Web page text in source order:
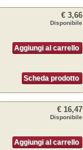
€ 3,66
Disponibile
Aggiungi al carrello
Scheda prodotto
€ 16,47
Disponibile
Aggiungi al carrello